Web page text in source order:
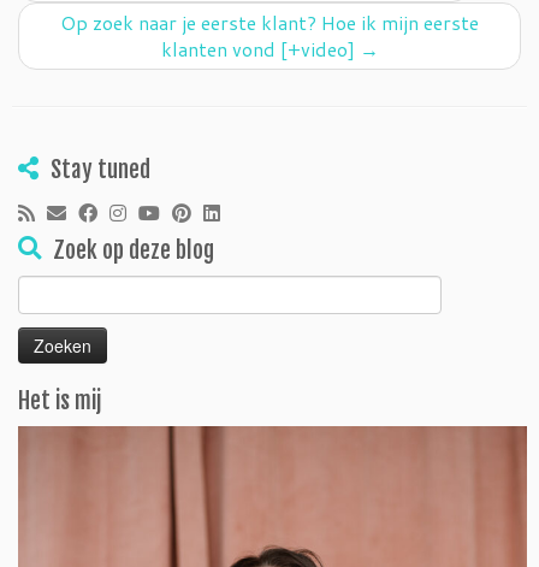
Op zoek naar je eerste klant? Hoe ik mijn eerste
klanten vond [+video] →
Stay tuned
Zoek op deze blog
naar:
Het is mij